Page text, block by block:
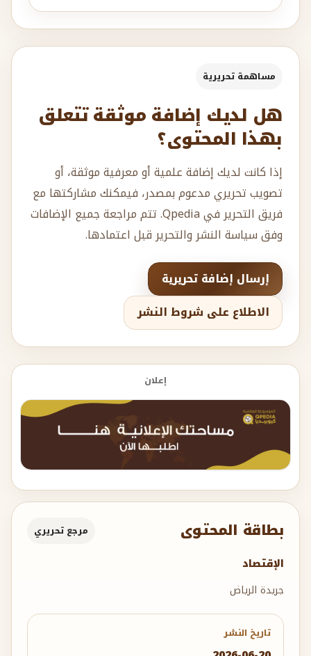
بطاقة المحتوى مرجع تحريري
الإقتصاد
جريدة الرياض
تاريخ النشر
مساهمة تحريرية
هل لديك إضافة موثقة تتعلق
بهذا المحتوى؟
إذا كانت لديك إضافة علمية أو معرفية موثقة، أو
تصويب تحريري مدعوم بمصدر، فيمكنك مشاركتها مع
فريق التحرير في Qpedia. تتم مراجعة جميع الإضافات
وفق سياسة النشر والتحرير قبل اعتمادها.
إرسال إضافة تحريرية
الاطلاع على شروط النشر
إعلان